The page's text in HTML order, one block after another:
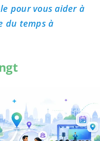
pour vous aider à
du temps à